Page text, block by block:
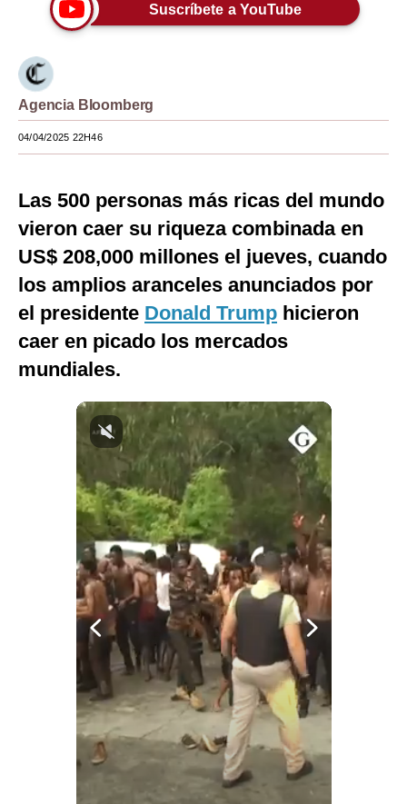
Moda
Mundo
EEUU
España
Internacional
Club del Suscriptor
Mix
G de Gestión
Notas Contratadas
Gestión TV
Fotogalerías
Condiciones
Suscríbete a YouTube
Agencia Bloomberg
04/04/2025 22H46
Las 500 personas más ricas del mundo
vieron caer su riqueza combinada en
US$ 208,000 millones el jueves, cuando
los amplios aranceles anunciados por
el presidente Donald Trump hicieron
caer en picado los mercados
mundiales.